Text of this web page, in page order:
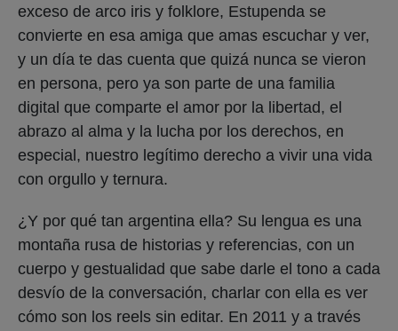
exceso de arco iris y folklore, Estupenda se
convierte en esa amiga que amas escuchar y ver,
y un día te das cuenta que quizá nunca se vieron
en persona, pero ya son parte de una familia
digital que comparte el amor por la libertad, el
abrazo al alma y la lucha por los derechos, en
especial, nuestro legítimo derecho a vivir una vida
con orgullo y ternura.
¿Y por qué tan argentina ella? Su lengua es una
montaña rusa de historias y referencias, con un
cuerpo y gestualidad que sabe darle el tono a cada
desvío de la conversación, charlar con ella es ver
cómo son los reels sin editar. En 2011 y a través